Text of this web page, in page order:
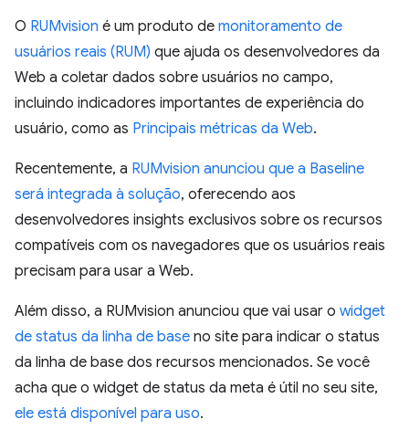
O RUMvision é um produto de monitoramento de
usuários reais (RUM) que ajuda os desenvolvedores da
Web a coletar dados sobre usuários no campo,
incluindo indicadores importantes de experiência do
usuário, como as Principais métricas da Web.
Recentemente, a RUMvision anunciou que a Baseline
será integrada à solução, oferecendo aos
desenvolvedores insights exclusivos sobre os recursos
compatíveis com os navegadores que os usuários reais
precisam para usar a Web.
Além disso, a RUMvision anunciou que vai usar o widget
de status da linha de base no site para indicar o status
da linha de base dos recursos mencionados. Se você
acha que o widget de status da meta é útil no seu site,
ele está disponível para uso.